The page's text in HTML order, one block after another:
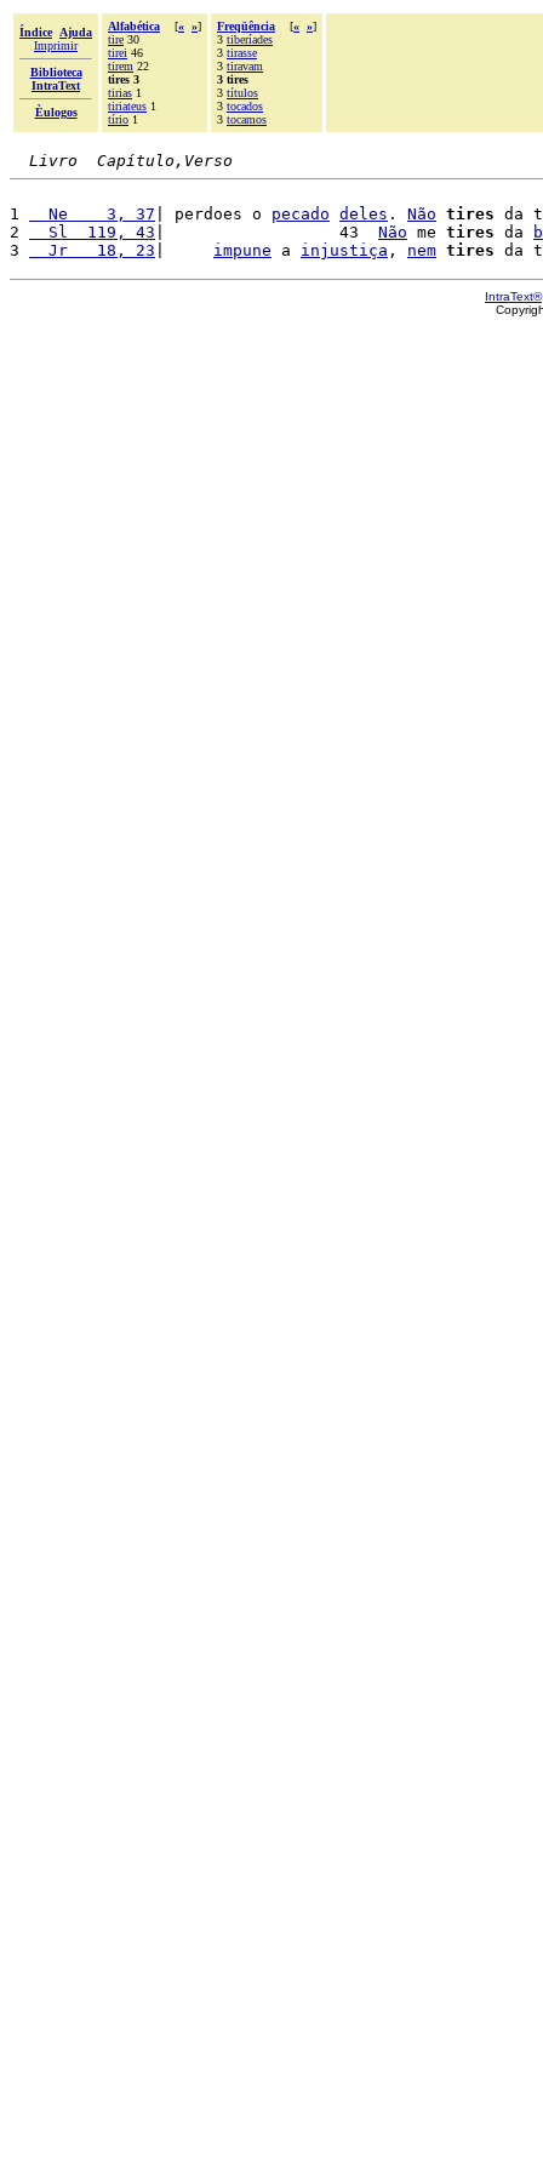
Índice
Ajuda
Imprimir
Biblioteca
IntraText
Èulogos
Alfabética [« »]
tire 30
tirei 46
tirem 22
tires 3
tirias 1
tiriateus 1
tírio 1
Freqüência [« »]
3 tiberíades
3 tirasse
3 tiravam
3 tires
3 títulos
3 tocados
3 tocamos
Livro  Capítulo,Verso
1
  Ne    3, 37
| perdoes o pecado deles . Não tires da
2
  Sl  119, 43
|                  43 Não me tires da
3
  Jr   18, 23
impune a injustiça , nem tires da
IntraText®